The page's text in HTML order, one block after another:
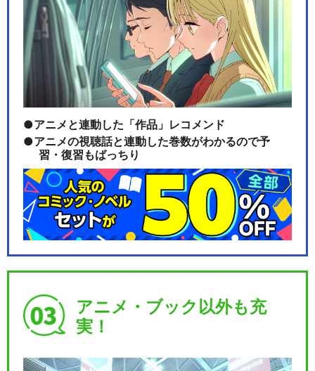
アニメと連動した「作品」レコメンド
アニメの視聴話と連動した巻数がわかるので予
習・復習もばっちり
アニメ・ブック以外も充
実！